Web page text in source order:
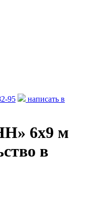
95
написать в
6х9 м
в